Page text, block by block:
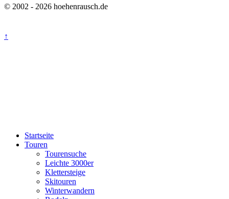
© 2002 - 2026 hoehenrausch.de
↑
Startseite
Touren
Tourensuche
Leichte 3000er
Klettersteige
Skitouren
Winterwandern